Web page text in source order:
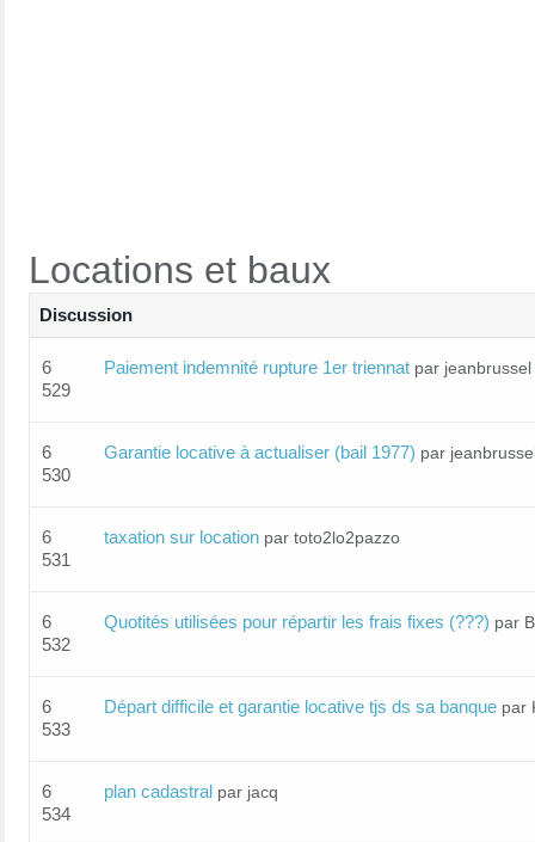
Locations et baux
Discussion
6
529
Paiement indemnité rupture 1er triennat par jeanbrussel
6
530
Garantie locative à actualiser (bail 1977) par
6
531
taxation sur location par toto2lo2pazzo
6
532
Quotités utilisées pour répartir les frais fixes (???) par
6
533
Départ difficile et garantie locative tjs ds sa banque par
6
534
plan cadastral par jacq